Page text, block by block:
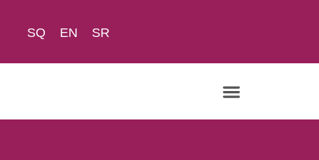
SQ EN SR